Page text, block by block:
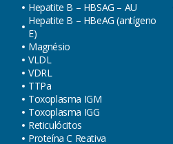
Hepatite B – HBSAG – AU
Hepatite B – HBeAG (antígeno
E)
Magnésio
VLDL
VDRL
TTPa
Toxoplasma IGM
Toxoplasma IGG
Reticulócitos
Proteína C Reativa